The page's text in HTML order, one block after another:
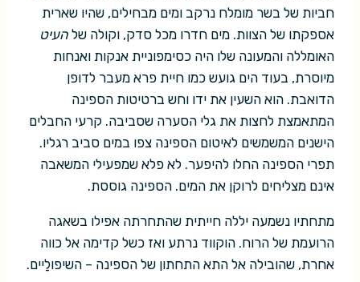
חביות של בשר מומלח נרקב ומים מבחילים, שהיו שארית
אספקתו של הצוות. מים חדרו מכל סדק, וקולה של העיט
האומללה והמעונה שלו היה כסימפוניית אנקות ואנחות
מיוסרת, בעוד הים גועש כמו חיית פרא מעבר לדופן
הדואבת. הוא השעין את ידו וחש ברטיטות הספינה
המתאמצת לחצות את גלי הסערה שסביבה. קרעי החבלים
הישנים המשמשים לאיטום הספינה צפו במים סביב רגליו.
תפרי הספינה החלו להיפער. לא פלא שמפעילי המשאבה
אינם מצליחים לרוקן את המים. הספינה גוססת.
מתחתיו נשמעה יללה חייתית שהתחרתה אפילו בשאגה
הרועמת של הרוח. הוקווד נרתע ואז כשל קדימה אל כווה
אחרת, שהובילה אל התא התחתון של הספינה – השיפולַיים.